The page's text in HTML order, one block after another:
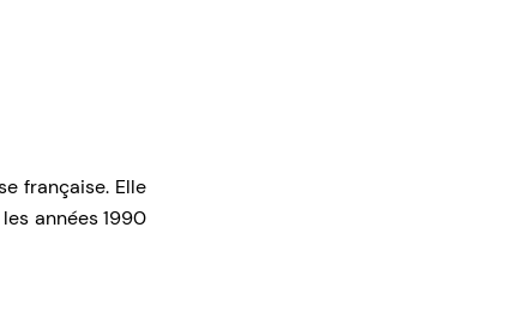
française. Elle
années 1990